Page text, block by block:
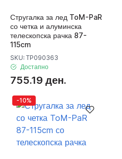
Стругалка за лед ToM-PaR
со четка и алуминска
телескопска рачка 87-
115cm
SKU: TP090363
Достапно
755.19 ден.
-10%